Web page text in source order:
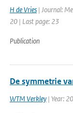
H de Vries | Journal:
20 | Last page: 23
Publication
De symmetrie
WTM Verkley | Year: